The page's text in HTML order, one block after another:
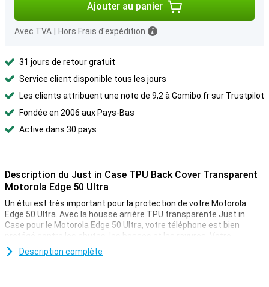
Ajouter au panier
Avec TVA Hors Frais d'expédition
31 jours de retour gratuit
Service client disponible tous les jours
Les clients attribuent une note de 9,2 à Gomibo.fr sur Trustpilot
Fondée en 2006 aux Pays-Bas
Active dans 30 pays
Description du Just in Case TPU Back Cover Transparent
Motorola Edge 50 Ultra
Un étui est très important pour la protection de votre Motorola
Edge 50 Ultra. Avec la housse arrière TPU transparente Just in
Case pour le Motorola Edge 50 Ultra, votre téléphone est bien
protégé contre les chutes, les bosses et les rayures. Votre
téléphone durera donc longtemps.
Description complète